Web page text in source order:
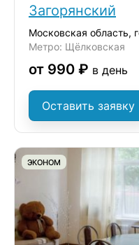
Загорянский
Метро: Щёлковская
от 990 ₽ в день
Оставить заявку
ЭКОНОМ